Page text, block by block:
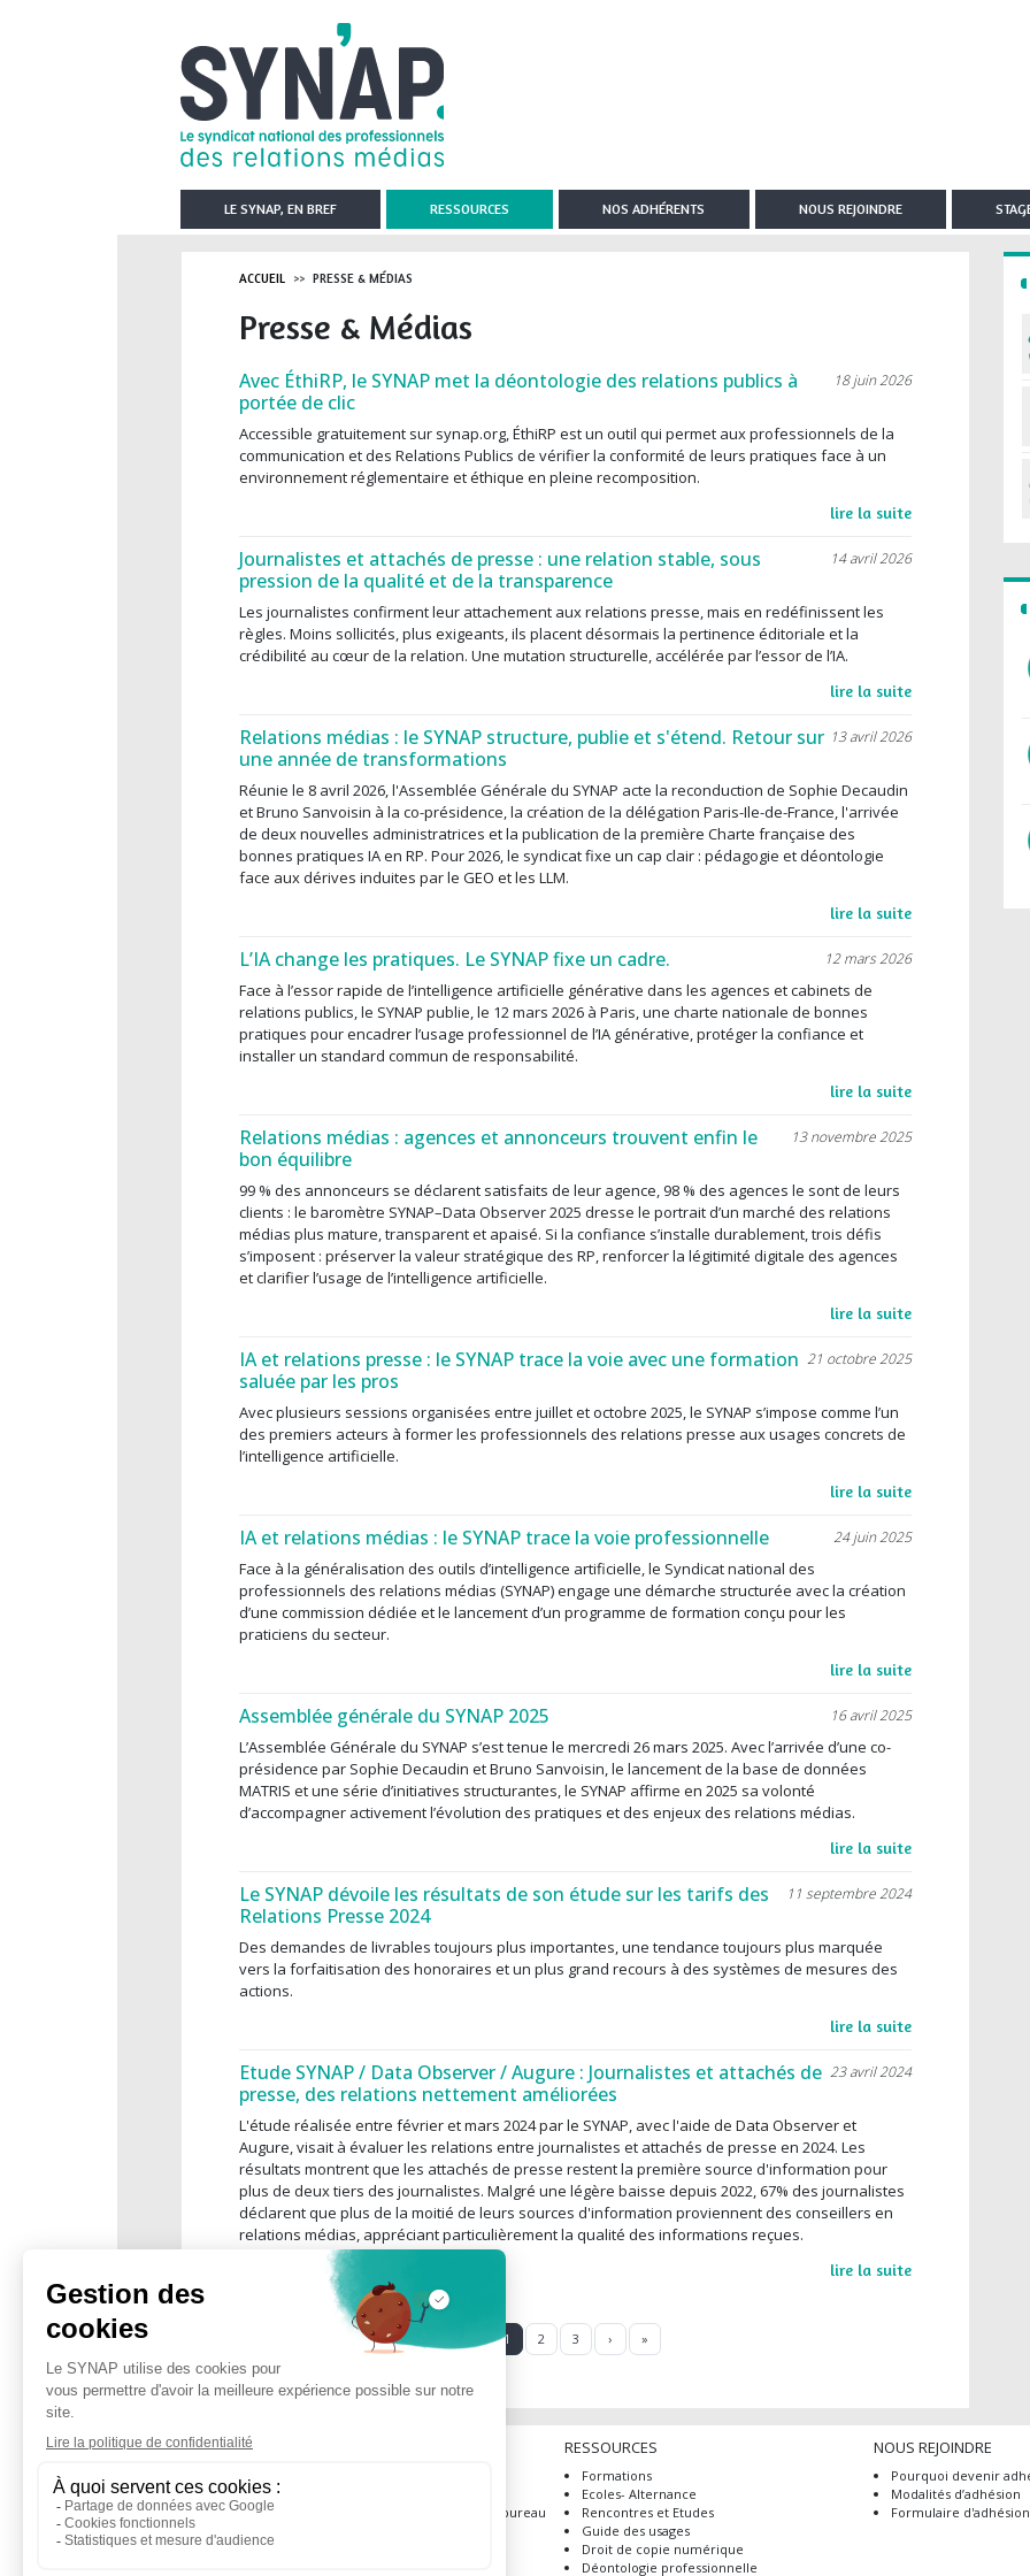
LE SYNAP, EN BREF RESSOURCES NOS ADHÉRENTS NOUS REJOINDRE
ACCUEIL PRESSE & MÉDIAS
Presse & Médias
18 juin 2026
Avec ÉthiRP, le SYNAP met la déontologie des relations publics à
portée de clic
Accessible gratuitement sur synap.org, ÉthiRP est un outil qui permet aux professionnels de la
communication et des Relations Publics de vérifier la conformité de leurs pratiques face à un
environnement réglementaire et éthique en pleine recomposition.
lire la suite
14 avril 2026
Journalistes et attachés de presse : une relation stable, sous
pression de la qualité et de la transparence
Les journalistes confirment leur attachement aux relations presse, mais en redéfinissent les
règles. Moins sollicités, plus exigeants, ils placent désormais la pertinence éditoriale et la
crédibilité au cœur de la relation. Une mutation structurelle, accélérée par l’essor de l’IA.
lire la suite
13 avril 2026
Relations médias : le SYNAP structure, publie et s'étend. Retour sur
une année de transformations
Réunie le 8 avril 2026, l'Assemblée Générale du SYNAP acte la reconduction de Sophie Decaudin
et Bruno Sanvoisin à la co-présidence, la création de la délégation Paris-Ile-de-France, l'arrivée
de deux nouvelles administratrices et la publication de la première Charte française des
bonnes pratiques IA en RP. Pour 2026, le syndicat fixe un cap clair : pédagogie et déontologie
face aux dérives induites par le GEO et les LLM.
lire la suite
12 mars 2026
L’IA change les pratiques. Le SYNAP fixe un cadre.
Face à l’essor rapide de l’intelligence artificielle générative dans les agences et cabinets de
relations publics, le SYNAP publie, le 12 mars 2026 à Paris, une charte nationale de bonnes
pratiques pour encadrer l’usage professionnel de l’IA générative, protéger la confiance et
installer un standard commun de responsabilité.
lire la suite
13 novembre 2025
Relations médias : agences et annonceurs trouvent enfin le
bon équilibre
99 % des annonceurs se déclarent satisfaits de leur agence, 98 % des agences le sont de leurs
clients : le baromètre SYNAP–Data Observer 2025 dresse le portrait d’un marché des relations
médias plus mature, transparent et apaisé. Si la confiance s’installe durablement, trois défis
s’imposent : préserver la valeur stratégique des RP, renforcer la légitimité digitale des agences
et clarifier l’usage de l’intelligence artificielle.
lire la suite
21 octobre 2025
IA et relations presse : le SYNAP trace la voie avec une formation
saluée par les pros
Avec plusieurs sessions organisées entre juillet et octobre 2025, le SYNAP s’impose comme l’un
des premiers acteurs à former les professionnels des relations presse aux usages concrets de
l’intelligence artificielle.
lire la suite
24 juin 2025
IA et relations médias : le SYNAP trace la voie professionnelle
Face à la généralisation des outils d’intelligence artificielle, le Syndicat national des
professionnels des relations médias (SYNAP) engage une démarche structurée avec la création
d’une commission dédiée et le lancement d’un programme de formation conçu pour les
praticiens du secteur.
lire la suite
16 avril 2025
Assemblée générale du SYNAP 2025
L’Assemblée Générale du SYNAP s’est tenue le mercredi 26 mars 2025. Avec l’arrivée d’une co-
présidence par Sophie Decaudin et Bruno Sanvoisin, le lancement de la base de données
MATRIS et une série d’initiatives structurantes, le SYNAP affirme en 2025 sa volonté
d’accompagner activement l’évolution des pratiques et des enjeux des relations médias.
lire la suite
11 septembre 2024
Le SYNAP dévoile les résultats de son étude sur les tarifs des
Relations Presse 2024
Des demandes de livrables toujours plus importantes, une tendance toujours plus marquée
vers la forfaitisation des honoraires et un plus grand recours à des systèmes de mesures des
actions.
lire la suite
23 avril 2024
Etude SYNAP / Data Observer / Augure : Journalistes et attachés de
presse, des relations nettement améliorées
L'étude réalisée entre février et mars 2024 par le SYNAP, avec l'aide de Data Observer et
Augure, visait à évaluer les relations entre journalistes et attachés de presse en 2024. Les
résultats montrent que les attachés de presse restent la première source d'information pour
plus de deux tiers des journalistes. Malgré une légère baisse depuis 2022, 67% des journalistes
déclarent que plus de la moitié de leurs sources d'information proviennent des conseillers en
relations médias, appréciant particulièrement la qualité des informations reçues.
lire la suite
Pagination Page
1 Page
2 Page
3 Page suivante
› Dernière page
»
ACTUALITÉS
Dernières actualités
Le Vrai du Faux des RP
Éditorial
Conseil d’administration et bureau
RESSOURCES
Formations
Ecoles- Alternance
Rencontres et Etudes
Guide des usages
Droit de copie numérique
Déontologie professionnelle
NOUS REJOINDRE
Pourquoi devenir
Modalités d’adhésion
Formulaire d'adhésion